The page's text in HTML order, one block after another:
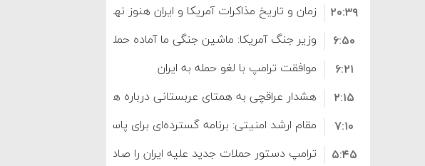
است
زمان و تاریخ مذاکرات آمریکا و ایران هنوز نهایی نشده است
۲۰:۳۹
وزیر جنگ آمریکا: ماشین جنگی ما آماده حمله نظامی علیه ایران است
۶:۵۰
موافقت ترامپ با لغو حمله به ایران
۶:۲۱
هشدار عراقچی به همتای عربستانی درباره همراهی با آمریکا
۲:۱۵
مقام ارشد امنیتی: برنامه گسترده‌ای برای پاسخ به دیوانگی آمریکا داریم
۷:۱۰
ترامپ دستور حملات جدید علیه ایران را صادر کرد
۵:۴۵